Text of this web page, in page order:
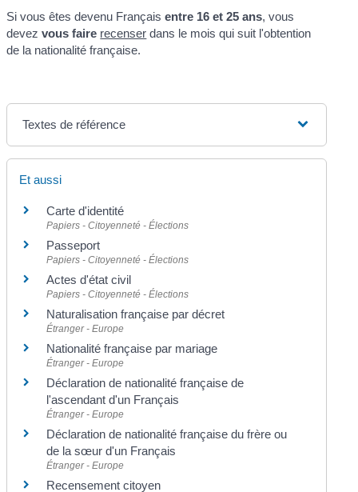
Si vous êtes devenu Françaisentre 16 et 25 ans, vous
devezvous faire recenser dans le mois qui suit l'obtention
de la nationalité française.
Textes de référence
Et aussi
Carte d'identité
Papiers - Citoyenneté - Élections
Passeport
Papiers - Citoyenneté - Élections
Actes d'état civil
Papiers - Citoyenneté - Élections
Naturalisation française par décret
Étranger - Europe
Nationalité française par mariage
Étranger - Europe
Déclaration de nationalité française de
l'ascendant d'un Français
Étranger - Europe
Déclaration de nationalité française du frère ou
de la sœur d'un Français
Étranger - Europe
Recensement citoyen